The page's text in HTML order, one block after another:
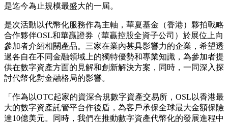
是迄今為止規模最盛大的一屆。
是次活動以代幣化服務作為主軸，華夏基金（香港）夥拍戰略
合作夥伴OSL和華贏證券（華贏控股全資子公司）於展位上向
參加者介紹相關產品。三家在業內甚具影響力的企業，希望透
過各自在不同金融領域上的獨特優勢和專業知識，為參加者提
供在數字資產方面的見解和創新解決方案，同時，一同深入探
討代幣化對金融格局的影響。
「作為以OTC起家的資深合規數字資產交易所，OSL以香港最
大的數字資產託管平台作後盾，為客戶承保全球最大金額保險
達10億美元。同時，我們在推動數字資產代幣化的發展進程中